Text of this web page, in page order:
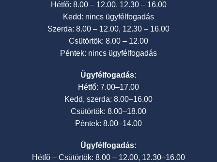
Hétfő: 8.00 – 12.00, 12.30 – 16.00
Kedd: nincs ügyfélfogadás
Szerda: 8.00 – 12.00, 12.30 – 16.00
Csütörtök: 8.00 – 12.00
Péntek: nincs ügyfélfogadás
Ügyfélfogadás:
Hétfő: 7.00–17.00
Kedd, szerda: 8.00–16.00
Csütörtök: 8.00–18.00
Péntek: 8.00–14.00
Ügyfélfogadás:
Hétfő – Csütörtök: 8.00 – 12.00, 12.30–16.00